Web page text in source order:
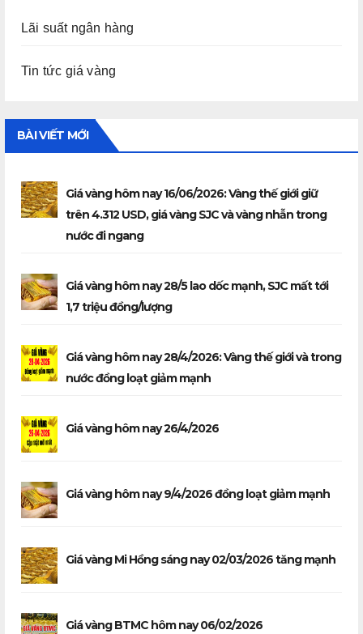
Lãi suất ngân hàng
Tin tức giá vàng
BÀI VIẾT MỚI
Giá vàng hôm nay 16/06/2026: Vàng thế giới giữ
trên 4.312 USD, giá vàng SJC và vàng nhẫn trong
nước đi ngang
Giá vàng hôm nay 28/5 lao dốc mạnh, SJC mất tới
1,7 triệu đồng/lượng
Giá vàng hôm nay 28/4/2026: Vàng thế giới và trong
nước đồng loạt giảm mạnh
Giá vàng hôm nay 26/4/2026
Giá vàng hôm nay 9/4/2026 đồng loạt giảm mạnh
Giá vàng Mi Hồng sáng nay 02/03/2026 tăng mạnh
Giá vàng BTMC hôm nay 06/02/2026